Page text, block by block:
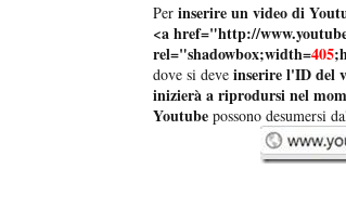
Per inserire un video di
<a href="http://
rel="shadowbox;width=405
dove si deve inserire l'ID del
inizierà a riprodursi nel
Youtube possono desumersi